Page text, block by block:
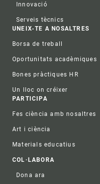
Innovació
Serveis tècnics
UNEIX-TE A NOSALTRES
Borsa de treball
Oportunitats acadèmiques
Bones pràctiques HR
Un lloc on créixer
PARTICIPA
Fes ciència amb nosaltres
Art i ciència
Materials educatius
COL·LABORA
Dona ara